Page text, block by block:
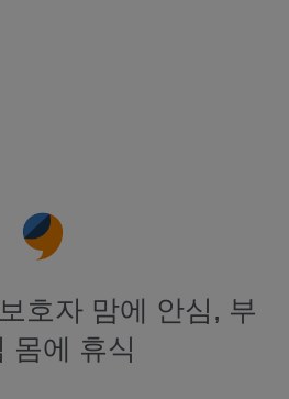
호자 맘에 안심, 부
몸에 휴식